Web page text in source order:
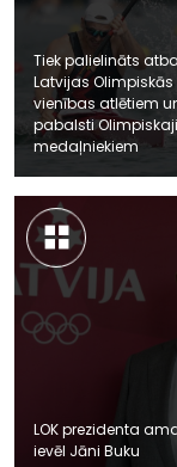
Tiek palielināts
Latvijas Olimpiskās
vienības atlētiem
pabalsti
medaļniekiem
LOK prezidenta
ievēl Jāni Buku